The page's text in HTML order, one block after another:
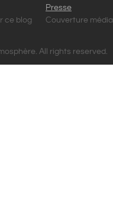
ce blog
Presse
Couverture média
All rights reserved.